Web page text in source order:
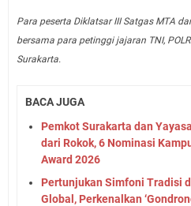
Para peserta Diklatsar III Satgas MTA
bersama para petinggi jajaran TNI,
Surakarta.
BACA JUGA
Pemkot Surakarta dan
dari Rokok, 6 Nominasi
Award 2026
Pertunjukan Simfoni Tradisi
Global, Perkenalkan